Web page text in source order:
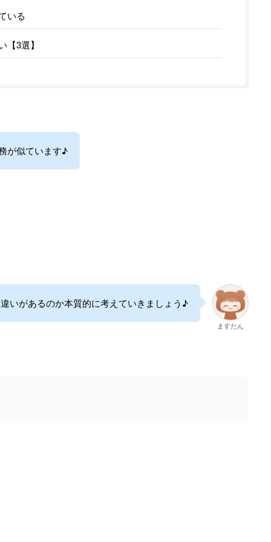
いる
3選】
が似ています♪
いがあるのか本質的に考えていきましょう♪
ますたん